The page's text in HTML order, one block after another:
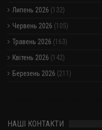
Липень 2026 (132)
Червень 2026 (105)
Травень 2026 (163)
Квітень 2026 (142)
Березень 2026 (211)
НАШІ КОНТАКТИ